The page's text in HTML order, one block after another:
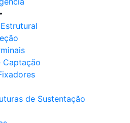
Captação
de Sustentação